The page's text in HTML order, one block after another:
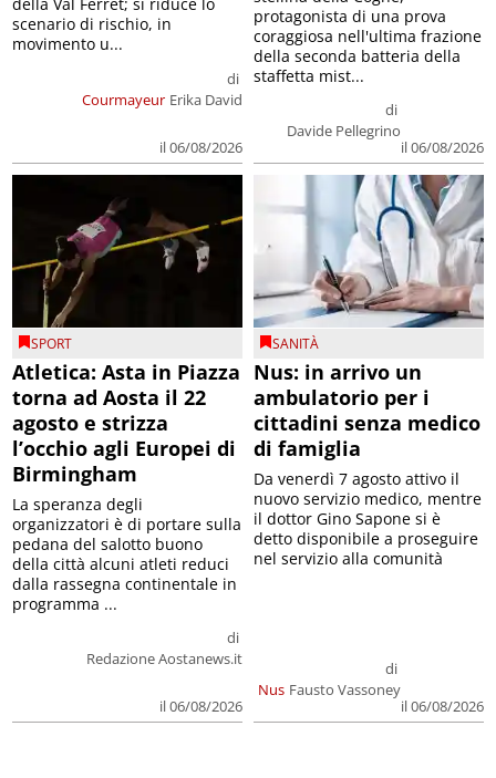
Courmayeur
di
Erika David
il 06/08/2026
scenario di rischio, in
movimento u...
di
Davide Pellegrino
il 06/08/2026
protagonista di una prova
coraggiosa nell'ultima frazione
della seconda batteria della
staffetta mist...
SPORT
Atletica: Asta in Piazza
torna ad Aosta il 22
agosto e strizza
l’occhio agli Europei di
Birmingham
di
Redazione Aostanews.it
il 06/08/2026
La speranza degli
organizzatori è di portare sulla
pedana del salotto buono
della città alcuni atleti reduci
dalla rassegna continentale in
programma ...
SANITÀ
Nus: in arrivo un
ambulatorio per i
cittadini senza medico
di famiglia
Nus
di
Fausto Vassoney
il 06/08/2026
Da venerdì 7 agosto attivo il
nuovo servizio medico, mentre
il dottor Gino Sapone si è
detto disponibile a proseguire
nel servizio alla comunità